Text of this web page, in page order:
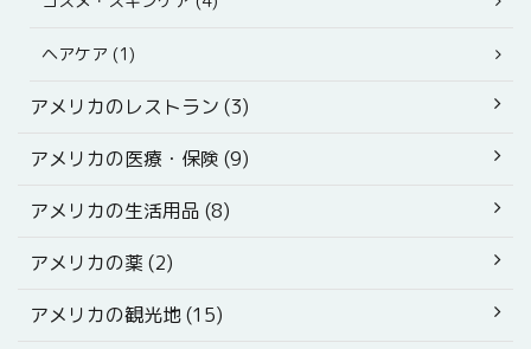
ヘアケア (1)
アメリカのレストラン (3)
アメリカの医療・保険 (9)
アメリカの生活用品 (8)
アメリカの薬 (2)
アメリカの観光地 (15)